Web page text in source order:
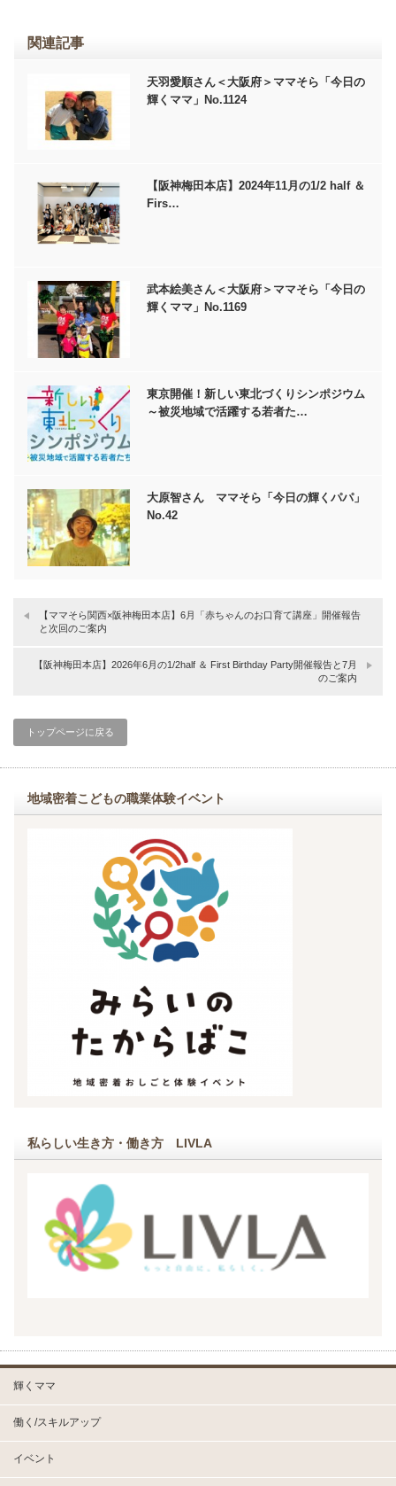
関連記事
天羽愛順さん＜大阪府＞ママそら「今日の
輝くママ」No.1124
【阪神梅田本店】2024年11月の1/2 half ＆
Firs…
武本絵美さん＜大阪府＞ママそら「今日の
輝くママ」No.1169
東京開催！新しい東北づくりシンポジウム
～被災地域で活躍する若者た…
大原智さん ママそら「今日の輝くパパ」
No.42
【ママそら関西×阪神梅田本店】6月「赤ちゃんのお口育て講座」開催報告
と次回のご案内
【阪神梅田本店】2026年6月の1/2half ＆ First Birthday Party開催報告と7月
のご案内
トップページに戻る
地域密着こどもの職業体験イベント
私らしい生き方・働き方 LIVLA
輝くママ
働く/スキルアップ
イベント